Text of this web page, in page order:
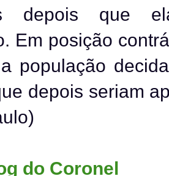
depois que
Em posição
população
depois seriam
do Coronel